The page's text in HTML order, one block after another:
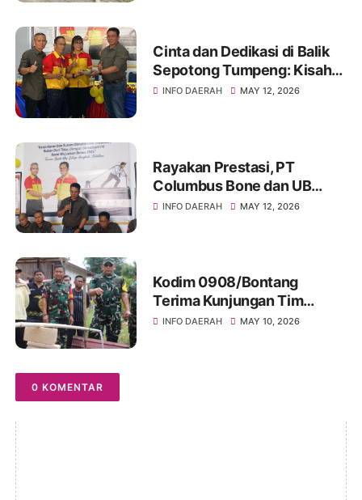
Cinta dan Dedikasi di Balik
Sepotong Tumpeng: Kisah
Manis Columbus Soppeng &
INFO DAERAH MAY 12, 2026
Rayakan Prestasi, PT
Columbus Bone dan UB
Parepare Bagikan Bonus
INFO DAERAH MAY 12, 2026
Kodim 0908/Bontang
Terima Kunjungan Tim
Wasev TMMD Ke-128 Tahun
INFO DAERAH MAY 10, 2026
0 KOMENTAR